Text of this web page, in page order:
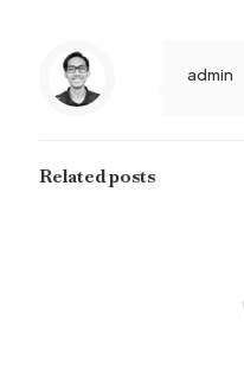
admin
Related posts